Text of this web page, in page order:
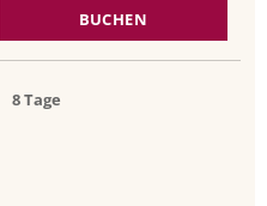
BUCHEN
8 Tage